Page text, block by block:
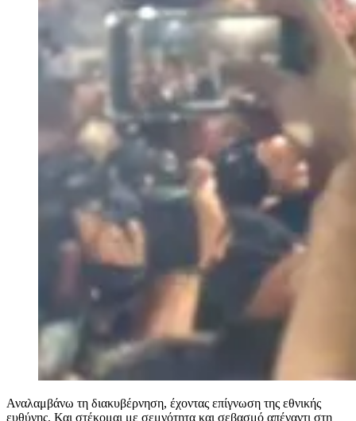
Αναλαμβάνω τη διακυβέρνηση, έχοντας επίγνωση της εθνικής
ευθύνης. Και στέκομαι με σεμνότητα και σεβασμό απέναντι στη